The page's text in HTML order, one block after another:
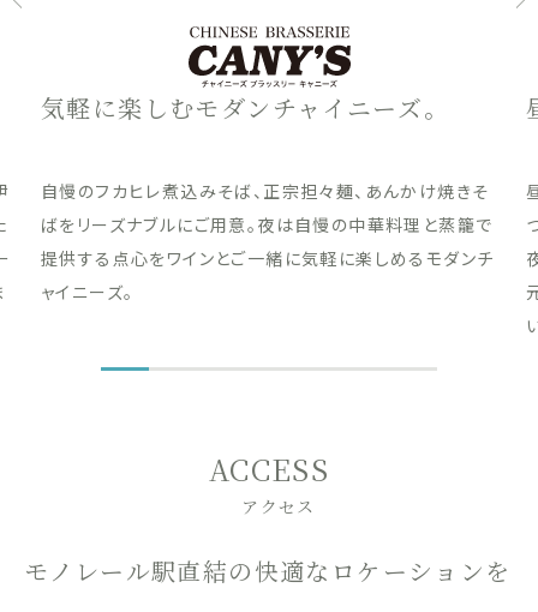
気軽に楽しむモダンチャイニーズ。
自慢のフカヒレ煮込みそば、正宗担々麺、あんかけ焼きそ
ばをリーズナブルにご用意。夜は自慢の中華料理と蒸籠で
提供する点心をワインとご一緒に気軽に楽しめるモダンチ
ャイニーズ。
ACCESS
アクセス
モノレール駅直結の快適なロケーションを